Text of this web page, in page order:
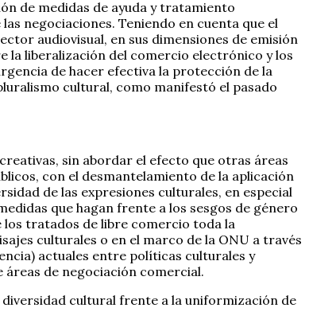
de medidas de ayuda y tratamiento
negociaciones. Teniendo en cuenta que el
audiovisual, en sus dimensiones de emisión
la liberalización del comercio electrónico y los
de hacer efectiva la protección de la
cultural, como manifestó el pasado
sin abordar el efecto que otras áreas
con el desmantelamiento de la aplicación
de las expresiones culturales, en especial
que hagan frente a los sesgos de género
tratados de libre comercio toda la
culturales o en el marco de la ONU a través
actuales entre políticas culturales y
de negociación comercial.
diversidad cultural frente a la uniformización de